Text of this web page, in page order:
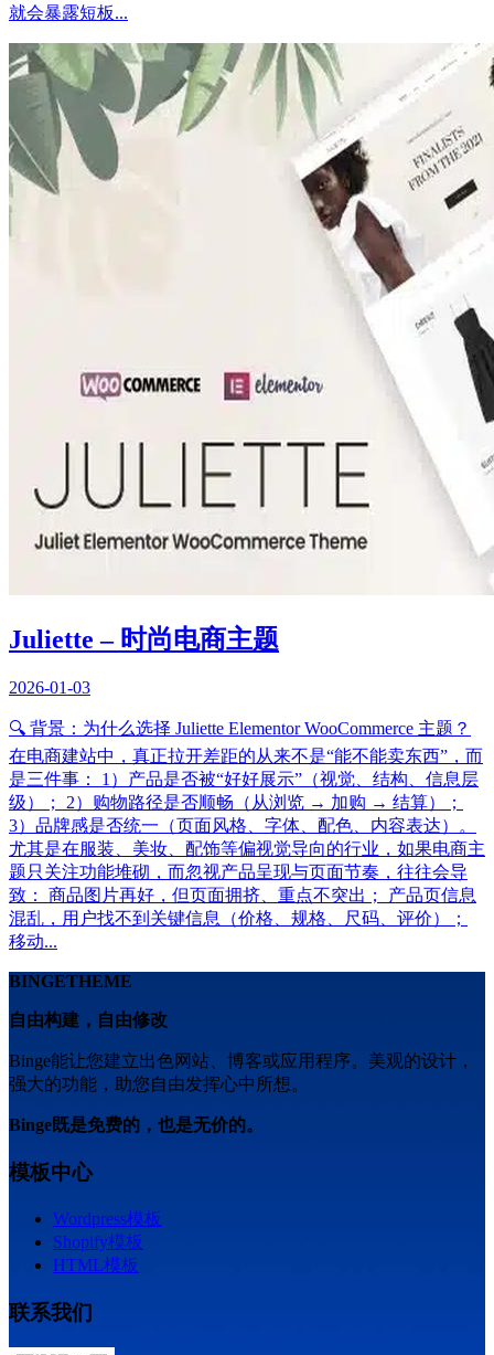
就会暴露短板...
Juliette – 时尚电商主题
2026-01-03
🔍 背景：为什么选择 Juliette Elementor WooCommerce 主题？
在电商建站中，真正拉开差距的从来不是“能不能卖东西”，而
是三件事： 1）产品是否被“好好展示”（视觉、结构、信息层
级）； 2）购物路径是否顺畅（从浏览 → 加购 → 结算）；
3）品牌感是否统一（页面风格、字体、配色、内容表达）。
尤其是在服装、美妆、配饰等偏视觉导向的行业，如果电商主
题只关注功能堆砌，而忽视产品呈现与页面节奏，往往会导
致： 商品图片再好，但页面拥挤、重点不突出； 产品页信息
混乱，用户找不到关键信息（价格、规格、尺码、评价）；
移动...
BINGETHEME
自由构建，自由修改
Binge能让您建立出色网站、博客或应用程序。美观的设计，
强大的功能，助您自由发挥心中所想。
Binge既是免费的，也是无价的。
模板中心
Wordpress模板
Shopify模板
HTML模板
联系我们